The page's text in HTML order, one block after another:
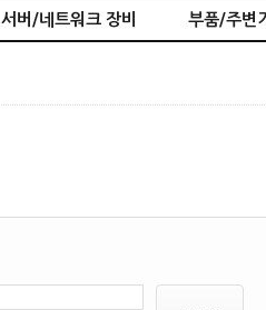
서버/네트워크 장비 부품/주변